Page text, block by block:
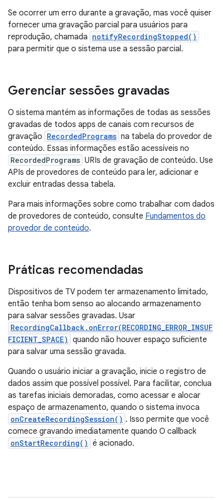
Se ocorrer um erro durante a gravação, mas você quiser
fornecer uma gravação parcial para usuários para
reprodução, chamada notifyRecordingStopped()
para permitir que o sistema use a sessão parcial.
Gerenciar sessões gravadas
O sistema mantém as informações de todas as sessões
gravadas de todos apps de canais com recursos de
gravação RecordedPrograms na tabela do provedor de
conteúdo. Essas informações estão acessíveis no
RecordedPrograms URIs de gravação de conteúdo. Use
APIs de provedores de conteúdo para ler, adicionar e
excluir entradas dessa tabela.
Para mais informações sobre como trabalhar com dados
de provedores de conteúdo, consulte Fundamentos do
provedor de conteúdo.
Práticas recomendadas
Dispositivos de TV podem ter armazenamento limitado,
então tenha bom senso ao alocando armazenamento
para salvar sessões gravadas. Usar
RecordingCallback.onError(RECORDING_ERROR_INSUF
FICIENT_SPACE) quando não houver espaço suficiente
para salvar uma sessão gravada.
Quando o usuário iniciar a gravação, inicie o registro de
dados assim que possível possível. Para facilitar, conclua
as tarefas iniciais demoradas, como acessar e alocar
espaço de armazenamento, quando o sistema invoca
onCreateRecordingSession() . Isso permite que você
comece gravando imediatamente quando O callback
onStartRecording() é acionado.